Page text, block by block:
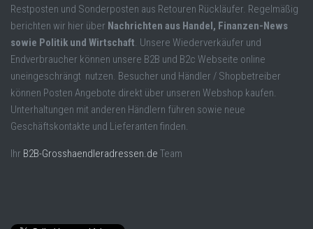
Restposten und Sonderposten aus Retouren Rückläufer. Regelmäßig
berichten wir hier über Nachrichten aus Handel, Finanzen-News
sowie Politik und Wirtschaft. Unsere Wiederverkäufer und
Endverbraucher können unsere B2B und B2c Webseite online
uneingeschrängt nutzen. Besucher und Händler / Shopbetreiber
können Posten Angebote direkt über unseren Webshop kaufen.
Unterhaltungen mit anderen Händlern führen sowie neue
Geschäftskontakte und Lieferanten finden.
Ihr B2B-Grosshaendleradressen.de Team